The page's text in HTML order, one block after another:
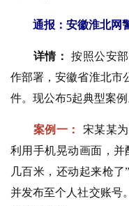
通报：安徽淮北网
详情：
按照公安
作部署，安徽省淮北市
件。现公布5起典型案例
案例一：
宋某某
利用手机晃动画面，
几百米，还动起来枪了
并发布至个人社交账号